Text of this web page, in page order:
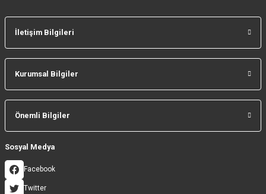
İletişim Bilgileri
Kurumsal Bilgiler
Önemli Bilgiler
Sosyal Medya
Facebook
Twitter